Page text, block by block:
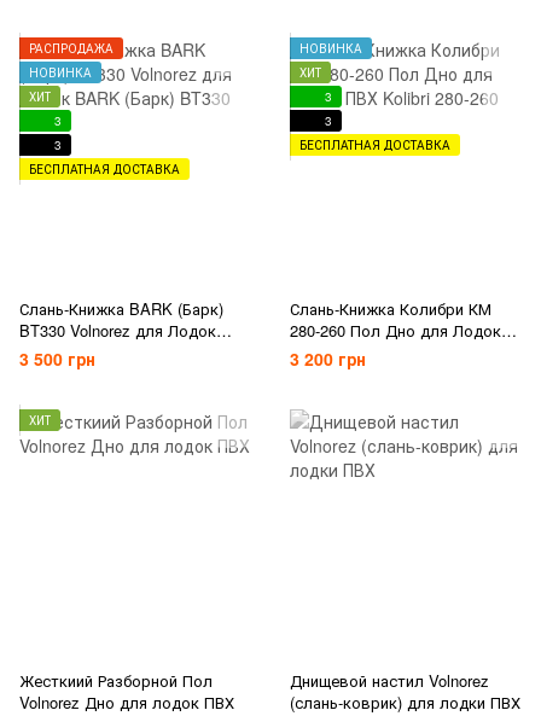
РАСПРОДАЖА
НОВИНКА
ХИТ
3
3
БЕСПЛАТНАЯ ДОСТАВКА
Слань-Книжка BARK (Барк)
BT330 Volnorez для Лодок
BARK (Барк) BT330
3 500 грн
НОВИНКА
ХИТ
3
3
БЕСПЛАТНАЯ ДОСТАВКА
Слань-Книжка Колибри КМ
280-260 Пол Дно для Лодок
ПВХ Kolibri 280-260
3 200 грн
ХИТ
Жесткиий Разборной Пол
Volnorez Дно для лодок ПВХ
Днищевой настил Volnorez
(слань-коврик) для лодки ПВХ